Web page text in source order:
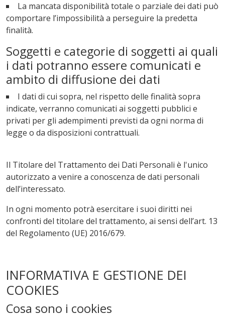
La mancata disponibilità totale o parziale dei dati può
comportare l’impossibilità a perseguire la predetta
finalità.
Soggetti e categorie di soggetti ai quali
i dati potranno essere comunicati e
ambito di diffusione dei dati
I dati di cui sopra, nel rispetto delle finalità sopra
indicate, verranno comunicati ai soggetti pubblici e
privati per gli adempimenti previsti da ogni norma di
legge o da disposizioni contrattuali.
Il Titolare del Trattamento dei Dati Personali è l'unico
autorizzato a venire a conoscenza de dati personali
dell’interessato.
In ogni momento potrà esercitare i suoi diritti nei
confronti del titolare del trattamento, ai sensi dell’art. 13
del Regolamento (UE) 2016/679.
INFORMATIVA E GESTIONE DEI
COOKIES
Cosa sono i cookies